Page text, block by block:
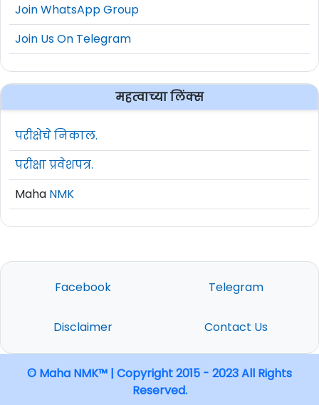
Join WhatsApp Group
Join Us On Telegram
महत्वाच्या लिंक्स
परीक्षेचे निकाल.
परीक्षा प्रवेशपत्र.
Maha NMK
Facebook Telegram
Disclaimer Contact Us
© Maha NMK™ | Copyright 2015 - 2023 All Rights
Reserved.